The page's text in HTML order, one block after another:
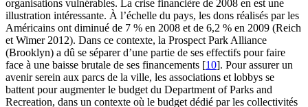
organisations vulnérables. La crise financière de 2008 en est une
illustration intéressante. À l’échelle du pays, les dons réalisés par les
Américains ont diminué de 7 % en 2008 et de 6,2 % en 2009 (Reich
et Wimer 2012). Dans ce contexte, la Prospect Park Alliance
(Brooklyn) a dû se séparer d’une partie de ses effectifs pour faire
face à une baisse brutale de ses financements [10]. Pour assurer un
avenir serein aux parcs de la ville, les associations et lobbys se
battent pour augmenter le budget du Department of Parks and
Recreation, dans un contexte où le budget dédié par les collectivités